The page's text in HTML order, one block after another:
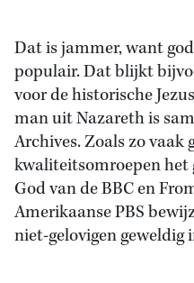
Dat is jammer, want
populair. Dat blijkt
voor de historische
man uit Nazareth is
Archives. Zoals zo vaak
kwaliteitsomroepen het
God van de BBC en
Amerikaanse PBS
niet-gelovigen geweldig